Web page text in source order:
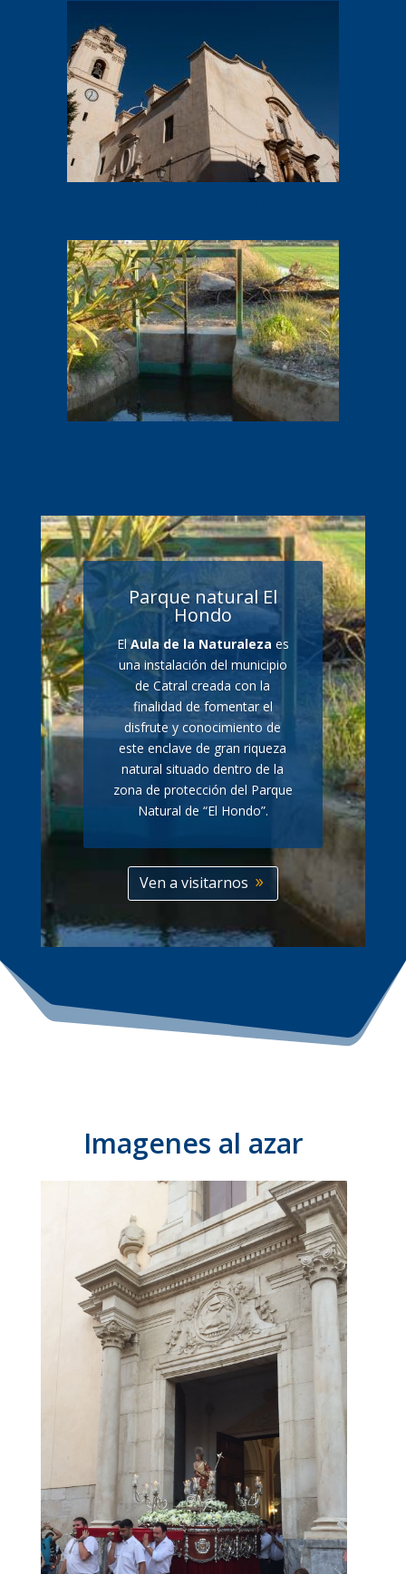
Parque natural El
Hondo
ElAula de la Naturaleza es
una instalación del municipio
de Catral creada con la
finalidad de fomentar el
disfrute y conocimiento de
este enclave de gran riqueza
natural situado dentro de la
zona de protección del Parque
Natural de “El Hondo”.
Ven a visitarnos
Imagenes al azar